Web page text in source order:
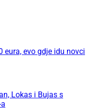
eura, evo gdje idu novci
Lokas i Bujas s